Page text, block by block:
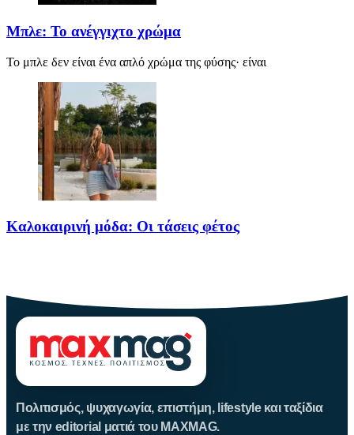
Μπλε: Το ανέγγιχτο χρώμα
Το μπλε δεν είναι ένα απλό χρώμα της φύσης· είναι
Καλοκαιρινή μόδα: Οι τάσεις φέτος
Πολιτισμός, ψυχαγωγία, επιστήμη, lifestyle και ταξίδια
με την editorial ματιά του MAXMAG.